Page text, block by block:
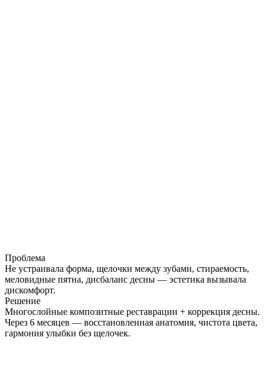
Проблема
Не устраивала форма, щелочки между зубами, стираемость,
меловидные пятна, дисбаланс десны — эстетика вызывала
дискомфорт.
Решение
Многослойные композитные реставрации + коррекция десны.
Через 6 месяцев — восстановленная анатомия, чистота цвета,
гармония улыбки без щелочек.